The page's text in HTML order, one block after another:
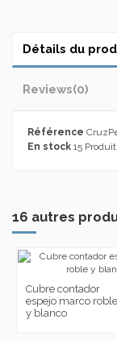
Détails du
Reviews(0)
Référence
En stock 15
16 autres
Cubre contador
espejo marco roble
y blanco